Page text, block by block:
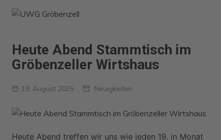
Zum
Inhalt
Heute Abend Stammtisch im
Gröbenzeller Wirtshaus
19. August 2025 Neuigkeiten
Heute Abend treffen wir uns wie jeden 19. in Monat